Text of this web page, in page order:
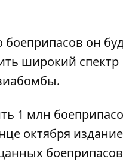
боеприпасов он
широкий спектр
1 млн
октября издание